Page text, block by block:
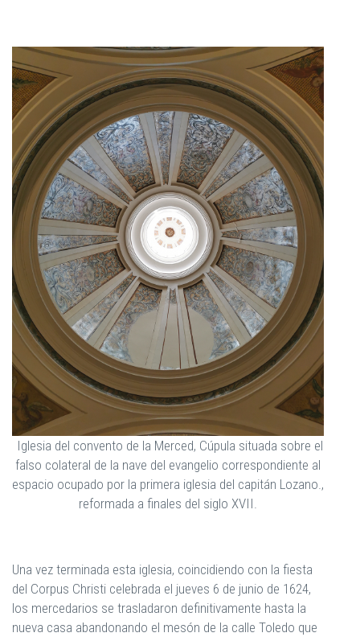
Iglesia del convento de la Merced, Cúpula situada sobre el
falso colateral de la nave del evangelio correspondiente al
espacio ocupado por la primera iglesia del capitán Lozano.,
reformada a finales del siglo XVII.
Una vez terminada esta iglesia, coincidiendo con la fiesta
del Corpus Christi celebrada el jueves 6 de junio de 1624,
los mercedarios se trasladaron definitivamente hasta la
nueva casa abandonando el mesón de la calle Toledo que